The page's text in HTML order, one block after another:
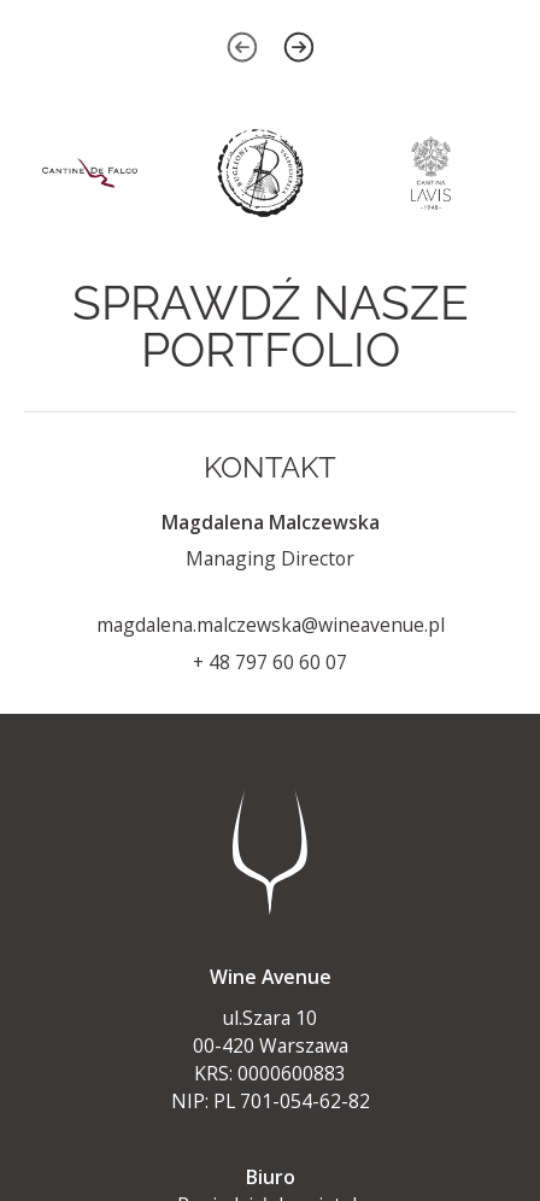
SPRAWDŹ NASZE
PORTFOLIO
KONTAKT
Magdalena Malczewska
Managing Director
magdalena.malczewska@wineavenue.pl
+ 48 797 60 60 07
Wine Avenue
ul.Szara 10
00-420 Warszawa
KRS: 0000600883
NIP: PL 701-054-62-82
Biuro